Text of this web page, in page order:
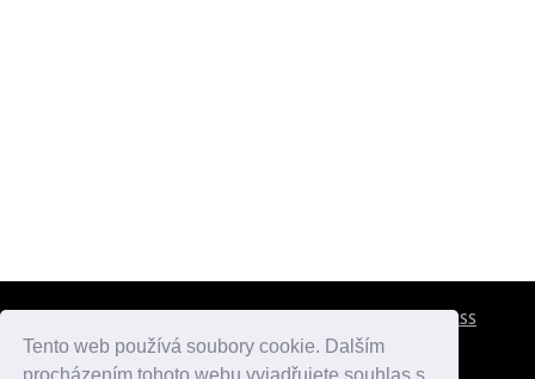
Tento web používá soubory cookie. Dalším
procházením tohoto webu vyjadřujete souhlas s
RSS